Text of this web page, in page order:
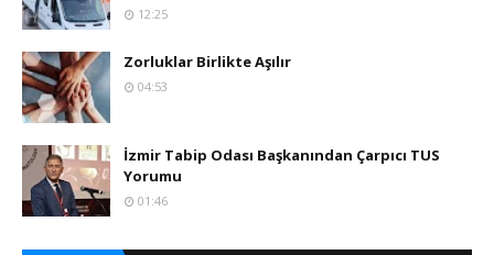
12:25
Zorluklar Birlikte Aşılır
04:53
İzmir Tabip Odası Başkanından Çarpıcı TUS
Yorumu
01:46